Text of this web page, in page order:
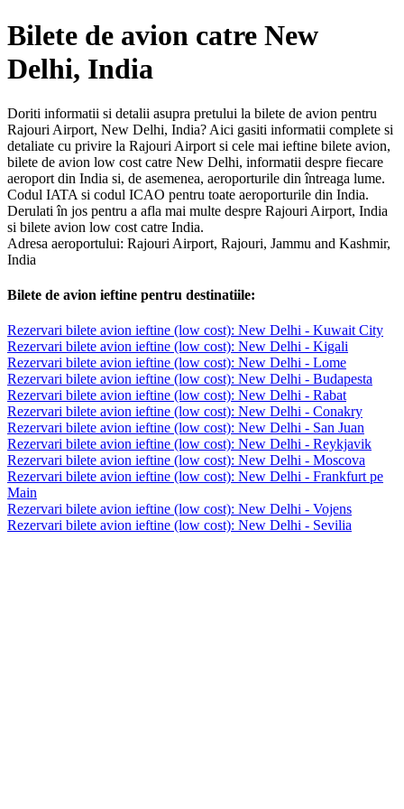
Bilete de avion catre New
Delhi, India
Doriti informatii si detalii asupra pretului la bilete de avion pentru
Rajouri Airport, New Delhi, India? Aici gasiti informatii complete si
detaliate cu privire la Rajouri Airport si cele mai ieftine bilete avion,
bilete de avion low cost catre New Delhi, informatii despre fiecare
aeroport din India si, de asemenea, aeroporturile din întreaga lume.
Codul IATA si codul ICAO pentru toate aeroporturile din India.
Derulati în jos pentru a afla mai multe despre Rajouri Airport, India
si bilete avion low cost catre India.
Adresa aeroportului: Rajouri Airport, Rajouri, Jammu and Kashmir,
India
Bilete de avion ieftine pentru destinatiile:
Rezervari bilete avion ieftine (low cost): New Delhi - Kuwait City
Rezervari bilete avion ieftine (low cost): New Delhi - Kigali
Rezervari bilete avion ieftine (low cost): New Delhi - Lome
Rezervari bilete avion ieftine (low cost): New Delhi - Budapesta
Rezervari bilete avion ieftine (low cost): New Delhi - Rabat
Rezervari bilete avion ieftine (low cost): New Delhi - Conakry
Rezervari bilete avion ieftine (low cost): New Delhi - San Juan
Rezervari bilete avion ieftine (low cost): New Delhi - Reykjavik
Rezervari bilete avion ieftine (low cost): New Delhi - Moscova
Rezervari bilete avion ieftine (low cost): New Delhi - Frankfurt pe
Main
Rezervari bilete avion ieftine (low cost): New Delhi - Vojens
Rezervari bilete avion ieftine (low cost): New Delhi - Sevilia